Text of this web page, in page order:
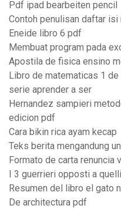
Pdf ipad bearbeiten pencil
Contoh penulisan daftar isi
Eneide libro 6 pdf
Membuat program pada
Apostila de fisica ensino
Libro de matematicas 1
serie aprender a ser
Hernandez sampieri
edicion pdf
Cara bikin rica ayam kecap
Teks berita mengandung
Formato de carta renuncia
I 3 guerrieri opposti a
Resumen del libro el gato
De architectura pdf